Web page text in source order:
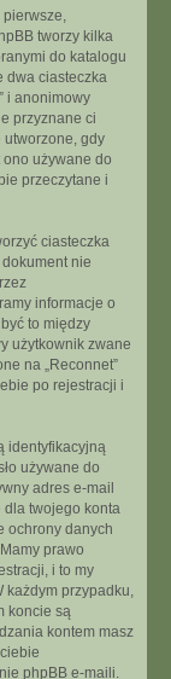
pierwsze,
tworzy kilka
do katalogu
dwa ciasteczka
i anonimowy
przyznane ci
utworzone, gdy
ono używane do
przeczytane i
ciasteczka
nie
informacje o
to między
użytkownik zwane
na „Reconnet”
po rejestracji i
identyfikacyjną
używane do
adres e-mail
dla twojego konta
ochrony danych
prawo
i to my
każdym przypadku,
koncie są
kontem masz
phpBB e-maili.